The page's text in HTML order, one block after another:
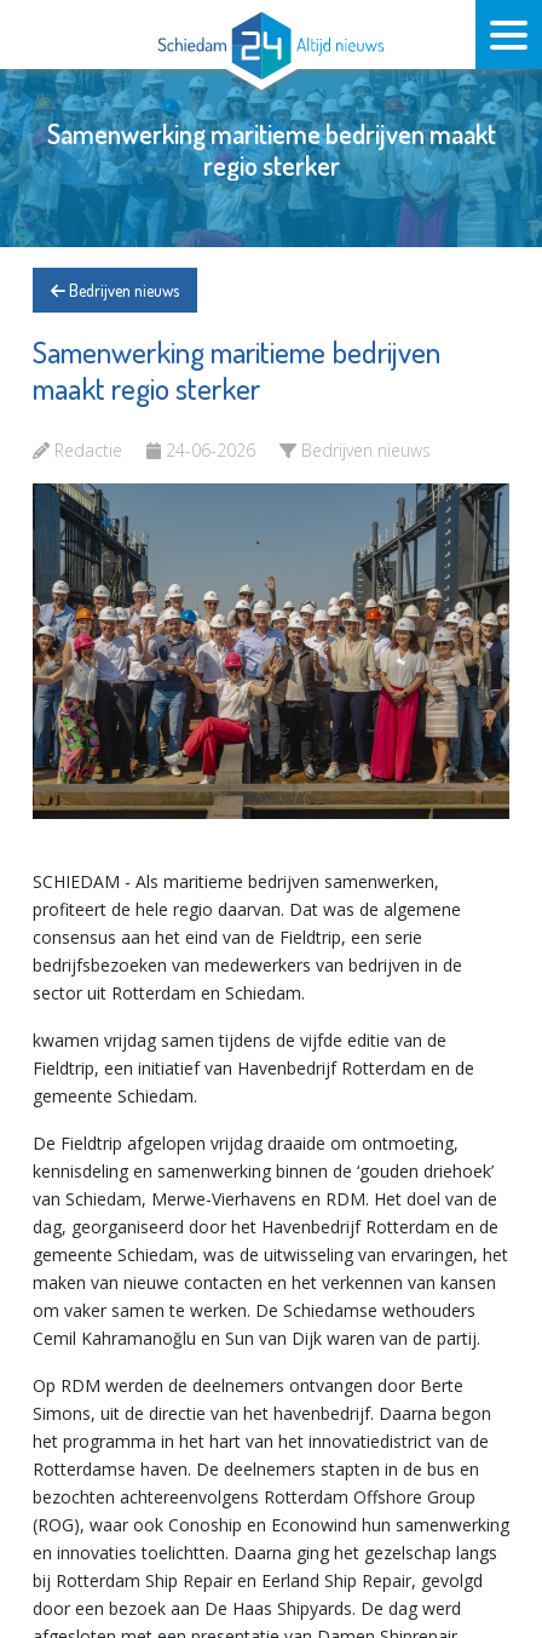
Samenwerking maritieme bedrijven maakt
regio sterker
Bedrijven nieuws
Samenwerking maritieme bedrijven
maakt regio sterker
Redactie 24-06-2026 Bedrijven nieuws
SCHIEDAM - Als maritieme bedrijven samenwerken,
profiteert de hele regio daarvan. Dat was de algemene
consensus aan het eind van de Fieldtrip, een serie
bedrijfsbezoeken van medewerkers van bedrijven in de
sector uit Rotterdam en Schiedam.
kwamen vrijdag samen tijdens de vijfde editie van de
Fieldtrip, een initiatief van Havenbedrijf Rotterdam en de
gemeente Schiedam.
De Fieldtrip afgelopen vrijdag draaide om ontmoeting,
kennisdeling en samenwerking binnen de ‘gouden driehoek’
van Schiedam, Merwe-Vierhavens en RDM. Het doel van de
dag, georganiseerd door het Havenbedrijf Rotterdam en de
gemeente Schiedam, was de uitwisseling van ervaringen, het
maken van nieuwe contacten en het verkennen van kansen
om vaker samen te werken. De Schiedamse wethouders
Cemil Kahramanoğlu en Sun van Dijk waren van de partij.
Op RDM werden de deelnemers ontvangen door Berte
Simons, uit de directie van het havenbedrijf. Daarna begon
het programma in het hart van het innovatiedistrict van de
Rotterdamse haven. De deelnemers stapten in de bus en
bezochten achtereenvolgens Rotterdam Offshore Group
(ROG), waar ook Conoship en Econowind hun samenwerking
en innovaties toelichtten. Daarna ging het gezelschap langs
bij Rotterdam Ship Repair en Eerland Ship Repair, gevolgd
door een bezoek aan De Haas Shipyards. De dag werd